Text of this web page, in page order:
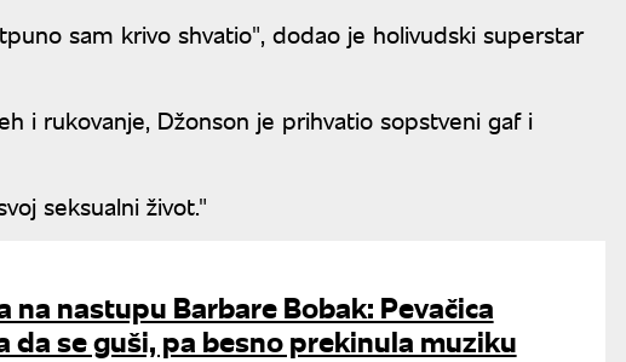
sam krivo shvatio", dodao je holivudski superstar
i rukovanje, Džonson je prihvatio sopstveni gaf i
seksualni život."
na nastupu Barbare Bobak: Pevačica
da se guši, pa besno prekinula muziku